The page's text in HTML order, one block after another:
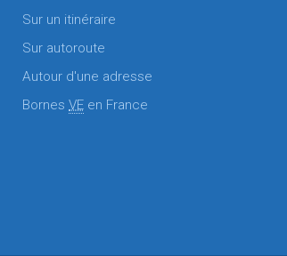
Sur un itinéraire
Sur autoroute
Autour d'une adresse
Bornes VE en France